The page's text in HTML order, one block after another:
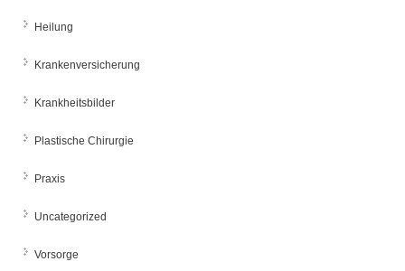
Heilung
Krankenversicherung
Krankheitsbilder
Plastische Chirurgie
Praxis
Uncategorized
Vorsorge